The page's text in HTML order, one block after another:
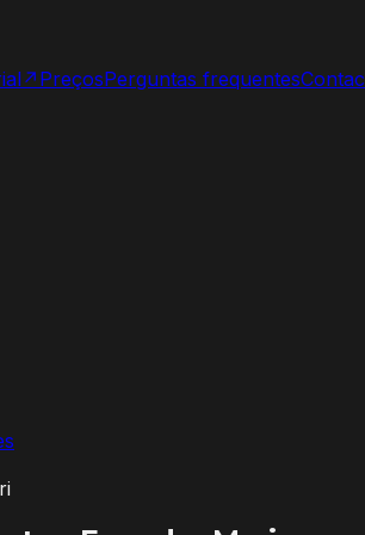
↗ PreçosPerguntas frequentes